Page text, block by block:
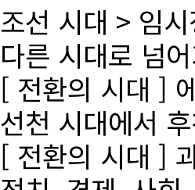
조선 시대 > 임
다른 시대로 넘
[ 전환의 시대 ]
선천 시대에서
[ 전환의 시대 ]